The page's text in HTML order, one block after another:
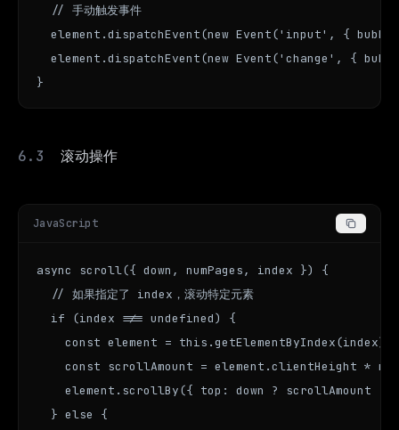
  // 手动触发事件
element.dispatchEvent(new Event('input', {
element.dispatchEvent(new Event('change', {
}
滚动操作
JavaScript
async scroll({ down, numPages, index }) {
  // 如果指定了 index，滚动特定元素
  if (index !== undefined) {
    const element = this.getElementByIndex(index)
const scrollAmount = element.clientHeight *
element.scrollBy({ top: down ? scrollAmount :
  } else {